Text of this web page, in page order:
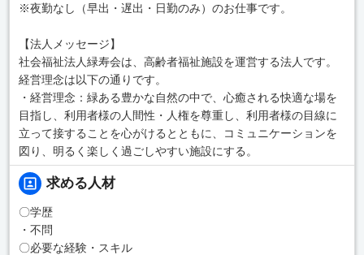
※夜勤なし（早出・遅出・日勤のみ）のお仕事です。
【法人メッセージ】
社会福祉法人緑寿会は、高齢者福祉施設を運営する法人です。
経営理念は以下の通りです。
・経営理念：緑ある豊かな自然の中で、心癒される快適な場を
目指し、利用者様の人間性・人権を尊重し、利用者様の目線に
立って接することを心がけるとともに、コミュニケーションを
図り、明るく楽しく過ごしやすい施設にする。
求める人材
〇学歴
・不問
〇必要な経験・スキル